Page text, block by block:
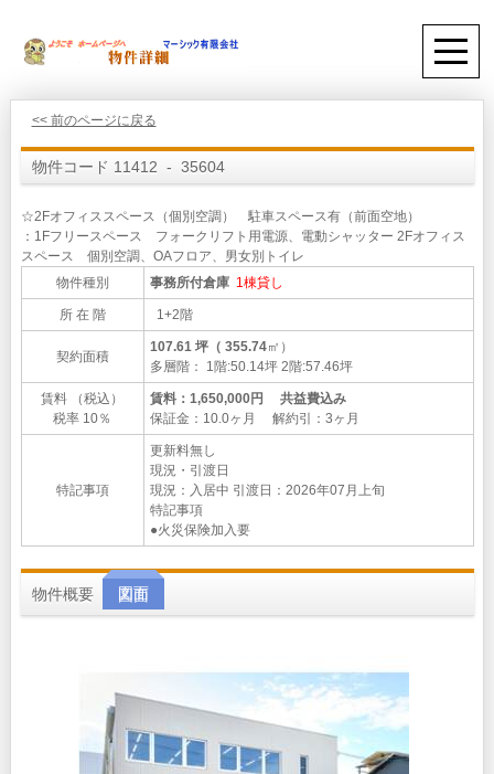
<< 前のページに戻る
物件コード 11412 - 35604
☆2Fオフィススペース（個別空調） 駐車スペース有（前面空地）
：1Fフリースペース フォークリフト用電源、電動シャッター 2Fオフィス
スペース 個別空調、OAフロア、男女別トイレ
物件種別
事務所付倉庫 1棟貸し
所 在 階 1+2階
契約面積
107.61 坪（ 355.74㎡）
多層階： 1階:50.14坪 2階:57.46坪
賃料 （税込）
税率 10％
賃料：1,650,000円 共益費込み
保証金：10.0ヶ月 解約引：3ヶ月
特記事項
更新料無し
現況・引渡日
現況：入居中 引渡日：2026年07月上旬
特記事項
●火災保険加入要
物件概要 図面